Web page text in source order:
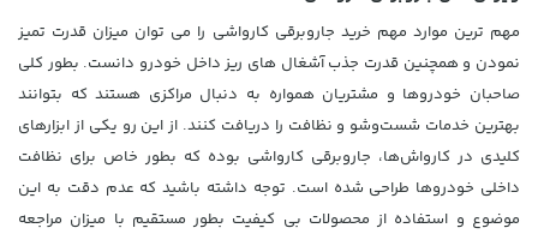
مهم ترین موارد مهم خرید جاروبرقی کارواشی را می توان میزان قدرت تمیز
نمودن و همچنین قدرت جذب آشغال های ریز داخل خودرو دانست. بطور کلی
صاحبان خودروها و مشتریان همواره به دنبال مراکزی هستند که بتوانند
بهترین خدمات شست‌وشو و نظافت را دریافت کنند. از این رو یکی از ابزارهای
کلیدی در کارواش‌ها، جاروبرقی کارواشی بوده که بطور خاص برای نظافت
داخلی خودروها طراحی شده است. توجه داشته باشید که عدم دقت به این
موضوع و استفاده از محصولات بی کیفیت بطور مستقیم با میزان مراجعه